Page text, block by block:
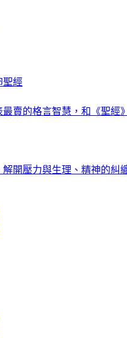
聖經
賣的格言智慧，和《聖經
開壓力與生理、精神的糾